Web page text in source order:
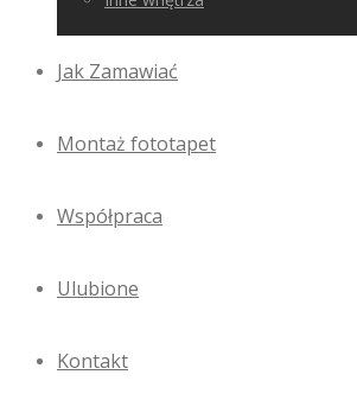
Jak Zamawiać
Montaż fototapet
Współpraca
Ulubione
Kontakt